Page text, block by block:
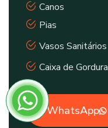
Canos
Pias
Vasos Sanitários
Caixa de Gordura
WhatsApp